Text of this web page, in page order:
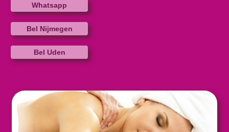
Whatsapp
Bel Nijmegen
Bel Uden